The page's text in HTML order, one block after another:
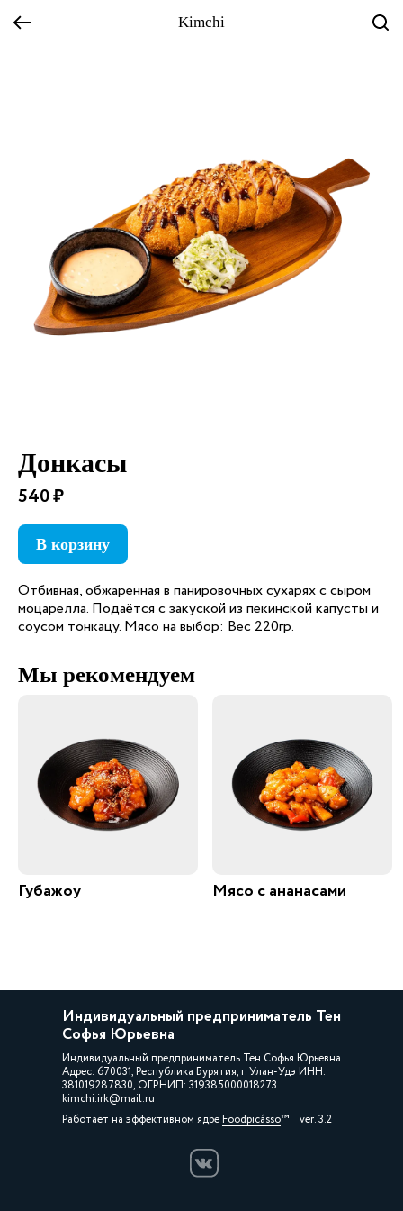
Kimchi
Донкасы
540 ₽
В корзину
Отбивная, обжаренная в панировочных сухарях с сыром
моцарелла. Подаётся с закуской из пекинской капусты и
соусом тонкацу. Мясо на выбор: Вес 220гр.
Мы рекомендуем
Губажоу Мясо с ананасами
Индивидуальный предприниматель Тен
Софья Юрьевна
Индивидуальный предприниматель Тен Софья Юрьевна
Адрес: 670031, Республика Бурятия, г. Улан-Удэ ИНН:
381019287830, ОГРНИП: 319385000018273
kimchi.irk@mail.ru
Работает на эффективном ядре Foodpicássover. 3.2